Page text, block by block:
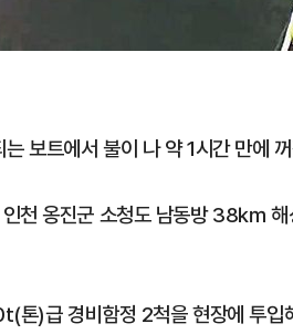
보트에서 불이 나 약 1시간 만에
천 옹진군 소청도 남동방 38㎞ 해
)급 경비함정 2척을 현장에 투입